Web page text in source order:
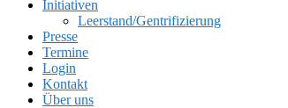
Initiativen
Leerstand/Gentrifizierung
Presse
Termine
Login
Kontakt
Über uns